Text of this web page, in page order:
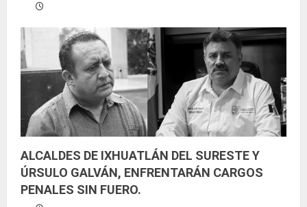
ALCALDES DE IXHUATLÁN DEL SURESTE Y
ÚRSULO GALVÁN, ENFRENTARÁN CARGOS
PENALES SIN FUERO.